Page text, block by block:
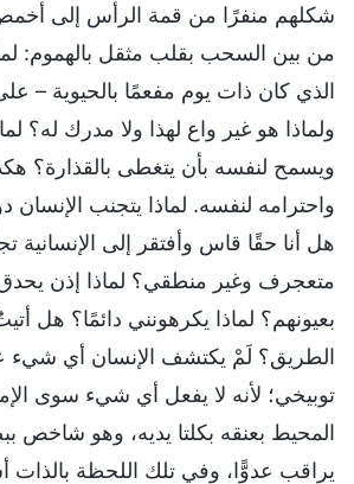
شكلهم منفرًا من قمة الرأس إلى
من بين السحب بقلب مثقل بالهموم:
الذي كان ذات يوم مفعمًا بالحيوية –
ولماذا هو غير واع لهذا ولا مدرك له؟
ويسمح لنفسه بأن يتغطى بالقذارة؟
واحترامه لنفسه. لماذا يتجنب الإنسان
هل أنا حقًا قاس وأفتقر إلى الإنسانية
متعجرف وغير منطقي؟ لماذا إذن
بعيونهم؟ لماذا يكرهونني دائمًا؟ هل
الطريق؟ لَمْ يكتشف الإنسان أي شيء
توبيخي؛ لأنه لا يفعل أي شيء سوى
المحيط بعنقه بكلتا يديه، وهو شاخص
يراقب عدوًّا، وفي تلك اللحظة